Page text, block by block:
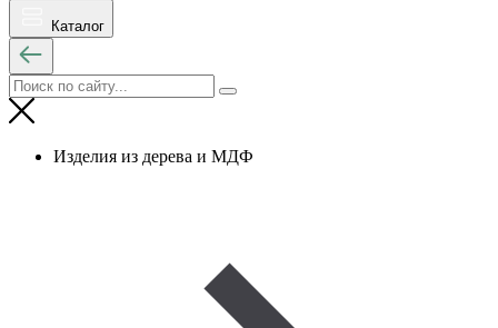
Каталог
Изделия из дерева и МДФ